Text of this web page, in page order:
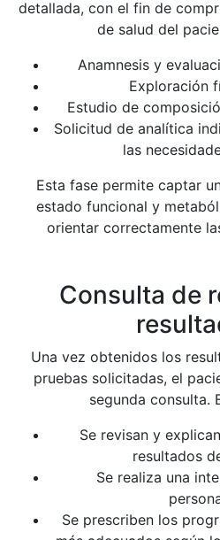
detallada, con el fin de
de salud del
Anamnesis y
Exploración
Estudio de
Solicitud de analítica
las
Esta fase permite captar
estado funcional y
orientar correctamente
Consulta de
Una vez obtenidos los
pruebas solicitadas, el
segunda consulta.
Se revisan y
resultados
Se realiza una
Se prescriben los